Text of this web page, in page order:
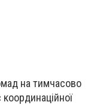
на тимчасово
координаційної